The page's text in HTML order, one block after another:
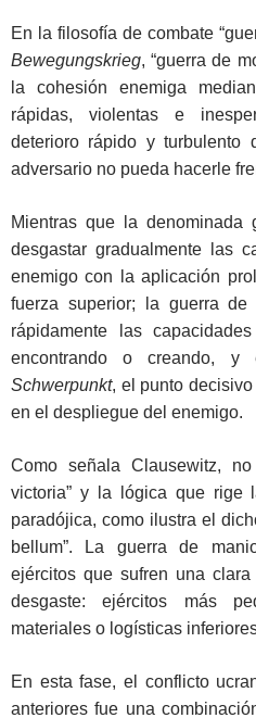
En la filosofía de combate
Bewegungskrieg, “guerra de
la cohesión enemiga
rápidas, violentas e
deterioro rápido y
adversario no pueda hacerle
Mientras que la denominada
desgastar gradualmente las
enemigo con la aplicación
fuerza superior; la guerra de
rápidamente las
encontrando o creando, y
Schwerpunkt, el punto
en el despliegue del enemigo.
Como señala Clausewitz,
victoria” y la lógica que rige
paradójica, como ilustra el
bellum”. La guerra de
ejércitos que sufren una
desgaste: ejércitos más
materiales o logísticas
En esta fase, el conflicto
anteriores fue una